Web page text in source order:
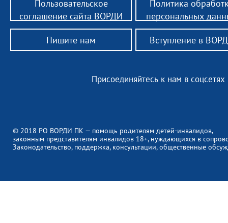
Пишите нам Вступление в
© 2018 РО ВОРДИ ПК — помощь родителям детей-инвалидов,
законным представителям инвалидов 18+, нуждающихся в
Законодательство, поддержка, консультации, общественные
Присоединяйтесь к нам в соцсетях
Пользовательское
соглашение сайта ВОРДИ
Политика
персональных